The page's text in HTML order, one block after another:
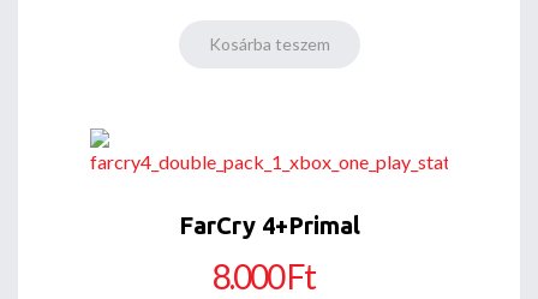
FarCry 4+Primal
8.000 Ft